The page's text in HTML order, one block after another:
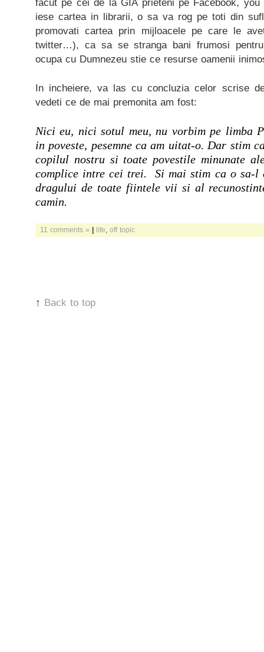
facut pe cei de la GIA prieteni pe Facebook,
iese cartea in librarii, o sa va rog pe toti din
promovati cartea prin mijloacele pe care le
twitter…), ca sa se stranga bani frumosi
ocupa cu Dumnezeu stie ce resurse oamenii
In incheiere, va las cu concluzia celor scrise
vedeti ce de mai premonita am fost:
Nici eu, nici sotul meu, nu vorbim pe limba
in poveste, pesemne ca am uitat-o. Dar stim
copilul nostru si toate povestile minunate
complice intre cei trei.
Si mai stim ca o sa-l
dragului de toate fiintele vii si al
camin.
11 comments » | life off topic
↑ Back to top